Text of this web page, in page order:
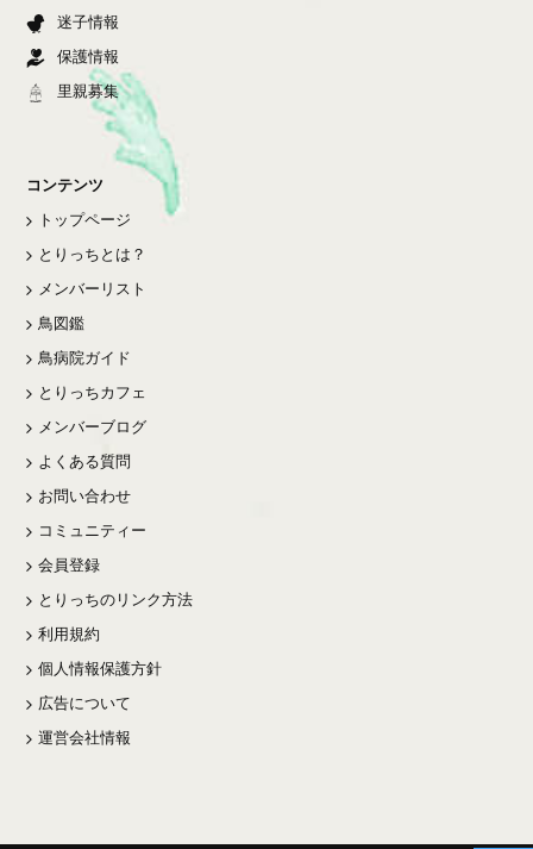
迷子情報
保護情報
里親募集
コンテンツ
トップページ
とりっちとは？
メンバーリスト
鳥図鑑
鳥病院ガイド
とりっちカフェ
メンバーブログ
よくある質問
お問い合わせ
コミュニティー
会員登録
とりっちのリンク方法
利用規約
個人情報保護方針
広告について
運営会社情報